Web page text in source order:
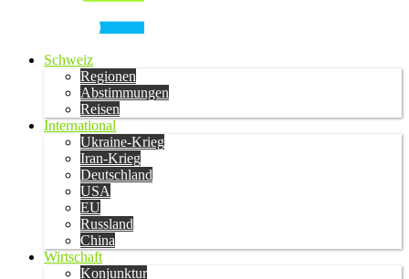
Schweiz
Regionen
Abstimmungen
Reisen
International
Ukraine-Krieg
Iran-Krieg
Deutschland
USA
EU
Russland
China
Wirtschaft
Konjunktur